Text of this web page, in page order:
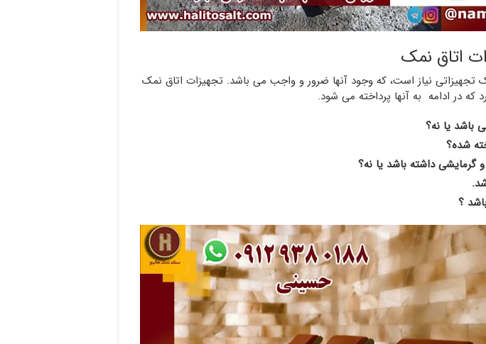
اتاق نمک
تجهیزاتی نیاز است، که وجود آنها ضرور و واجب می باشد. تجهیزات اتاق نمک
که در ادامه به آنها پرداخته می شود.
باشد یا نه؟
شده؟
داشته باشد یا نه؟
؟